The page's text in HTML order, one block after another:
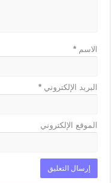
الاسم*
البريد الإلكتروني*
الموقع الإلكتروني